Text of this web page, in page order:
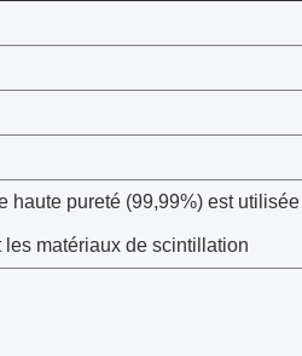
haute pureté (99,99%) est utilisée
matériaux de scintillation